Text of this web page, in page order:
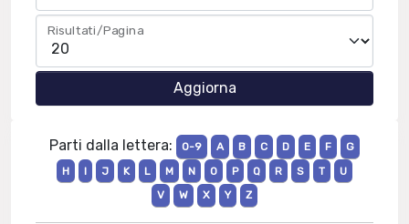
Risultati/Pagina
Parti dalla lettera: 0-9 A B C D E F
G
H
I J K L M N O P Q R S T
U
V
W X Y Z